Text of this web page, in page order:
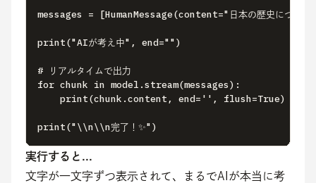
messages = [HumanMessage(content="日本の歴史について
print("AIが考え中", end="")
# リアルタイムで出力
for chunk in model.stream(messages):
    print(chunk.content, end='', flush=True)
print("\\n\\n完了！✨")
実行すると...
文字が一文字ずつ表示されて、まるでAIが本当に考